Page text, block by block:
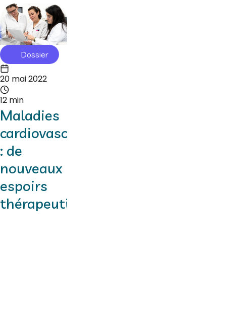
Dossier
20 mai 2022
12 min
Maladies
cardiovasculaires
: de
nouveaux
espoirs
thérapeutiques